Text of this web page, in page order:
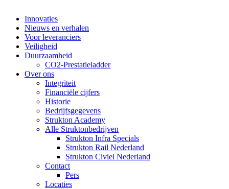
Innovaties
Nieuws en verhalen
Voor leveranciers
Veiligheid
Duurzaamheid
CO2-Prestatieladder
Over ons
Integriteit
Financiële cijfers
Historie
Bedrijfsgegevens
Strukton Academy
Alle Struktonbedrijven
Strukton Infra Specials
Strukton Rail Nederland
Strukton Civiel Nederland
Contact
Pers
Locaties